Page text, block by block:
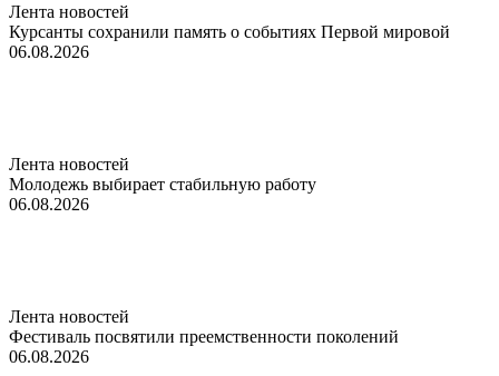
Лента новостей
Курсанты сохранили память о событиях Первой мировой
06.08.2026
Лента новостей
Молодежь выбирает стабильную работу
06.08.2026
Лента новостей
Фестиваль посвятили преемственности поколений
06.08.2026